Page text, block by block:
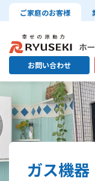
ご家庭のお客様
お問い合わせ
ガス機器